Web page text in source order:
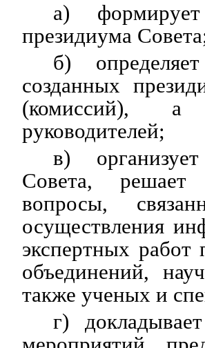
а)
президиума
б)
созданных
(комиссий),
руководителей;
в)
Совета,
вопросы,
осуществления
экспертных работ
объединений,
также ученых и
г)